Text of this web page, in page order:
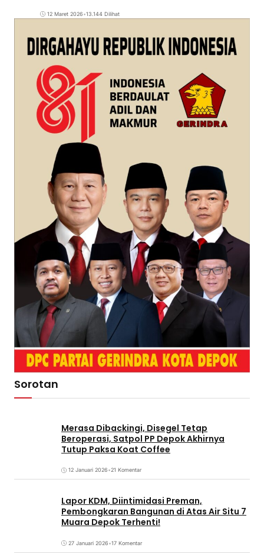
12 Maret 2026•13.144 Dilihat
Sorotan
Merasa Dibackingi, Disegel Tetap
Beroperasi, Satpol PP Depok Akhirnya
Tutup Paksa Koat Coffee
12 Januari 2026•21 Komentar
Lapor KDM, Diintimidasi Preman,
Pembongkaran Bangunan di Atas Air Situ 7
Muara Depok Terhenti!
27 Januari 2026•17 Komentar